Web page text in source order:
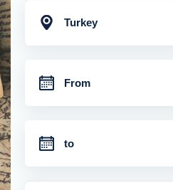
Turkey